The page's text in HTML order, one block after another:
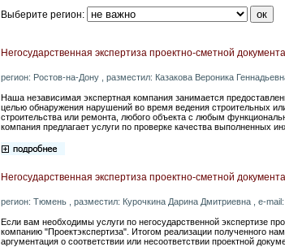
Выберите регион:
Негосударственная экспертиза проектно-сметной
регион: Ростов-на-Дону , разместил: Казакова Вероника
Наша независимая экспертная компания занимается
целью обнаружения нарушений во время ведения строительных
строительства или ремонта, любого объекта с любым
компания предлагает услуги по проверке качества выполненных
Негосударственная экспертиза проектно-сметной
регион: Тюмень , разместил: Курочкина Дарина Дмитриевна , e-mail:
Если вам необходимы услуги по негосударственной экспертизе
компанию "Проектэкспертиза". Итогом реализации полученного
аргументация о соответствии или несоответствии проектной